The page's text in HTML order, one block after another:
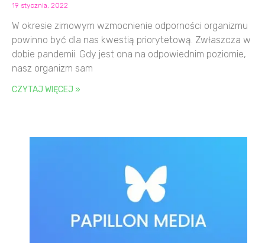
19 stycznia, 2022
W okresie zimowym wzmocnienie odporności organizmu
powinno być dla nas kwestią priorytetową. Zwłaszcza w
dobie pandemii. Gdy jest ona na odpowiednim poziomie,
nasz organizm sam
CZYTAJ WIĘCEJ »